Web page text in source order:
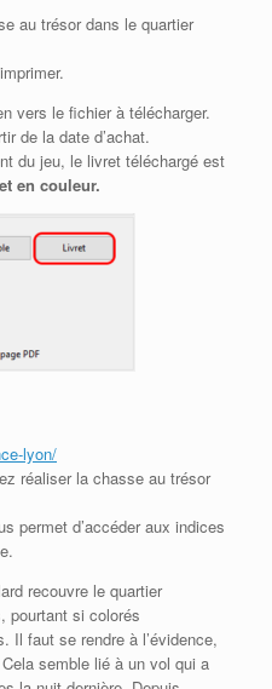
au trésor dans le quartier
vers le fichier à télécharger.
de la date d’achat.
du jeu, le livret téléchargé est
en couleur.
lyon/
réaliser la chasse au trésor
permet d’accéder aux indices
recouvre le quartier
pourtant si colorés
Il faut se rendre à l’évidence,
semble lié à un vol qui a